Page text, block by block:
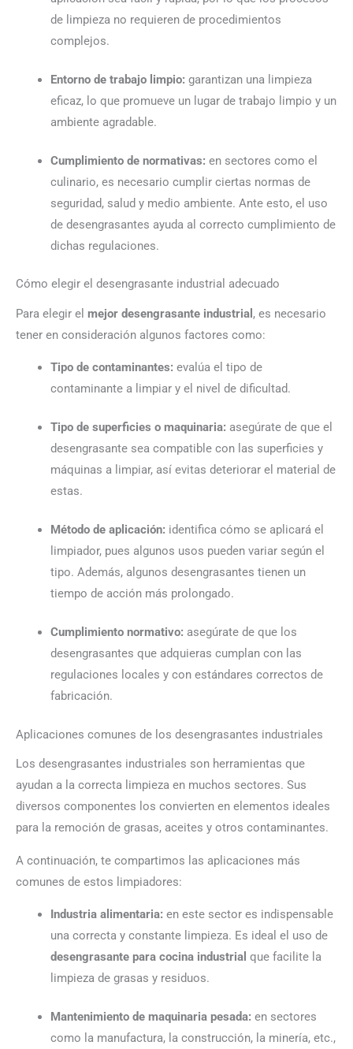
de limpieza no requieren de procedimientos
complejos.
Entorno de trabajo limpio: garantizan una limpieza
eficaz, lo que promueve un lugar de trabajo limpio y un
ambiente agradable.
Cumplimiento de normativas: en sectores como el
culinario, es necesario cumplir ciertas normas de
seguridad, salud y medio ambiente. Ante esto, el uso
de desengrasantes ayuda al correcto cumplimiento de
dichas regulaciones.
Cómo elegir el desengrasante industrial adecuado
Para elegir el mejor desengrasante industrial , es necesario
tener en consideración algunos factores como:
Tipo de contaminantes: evalúa el tipo de
contaminante a limpiar y el nivel de dificultad.
Tipo de superficies o maquinaria: asegúrate de que el
desengrasante sea compatible con las superficies y
máquinas a limpiar, así evitas deteriorar el material de
estas.
Método de aplicación: identifica cómo se aplicará el
limpiador, pues algunos usos pueden variar según el
tipo. Además, algunos desengrasantes tienen un
tiempo de acción más prolongado.
Cumplimiento normativo: asegúrate de que los
desengrasantes que adquieras cumplan con las
regulaciones locales y con estándares correctos de
fabricación.
Aplicaciones comunes de los desengrasantes industriales
Los desengrasantes industriales son herramientas que
ayudan a la correcta limpieza en muchos sectores. Sus
diversos componentes los convierten en elementos ideales
para la remoción de grasas, aceites y otros contaminantes.
A continuación, te compartimos las aplicaciones más
comunes de estos limpiadores:
Industria alimentaria: en este sector es indispensable
una correcta y constante limpieza. Es ideal el uso de
desengrasante para cocina industrial que facilite la
limpieza de grasas y residuos.
Mantenimiento de maquinaria pesada: en sectores
como la manufactura, la construcción, la minería, etc.,